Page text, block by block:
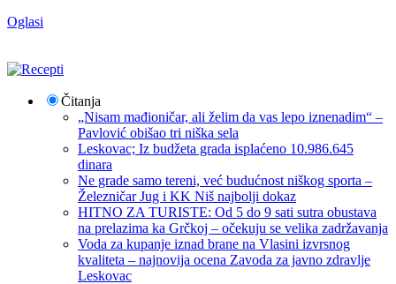
Oglasi
Čitanja
„Nisam mađioničar, ali želim da vas lepo iznenadim“ –
Pavlović obišao tri niška sela
Leskovac; Iz budžeta grada isplaćeno 10.986.645
dinara
Ne grade samo tereni, već budućnost niškog sporta –
Železničar Jug i KK Niš najbolji dokaz
HITNO ZA TURISTE: Od 5 do 9 sati sutra obustava
na prelazima ka Grčkoj – očekuju se velika zadržavanja
Voda za kupanje iznad brane na Vlasini izvrsnog
kvaliteta – najnovija ocena Zavoda za javno zdravlje
Leskovac